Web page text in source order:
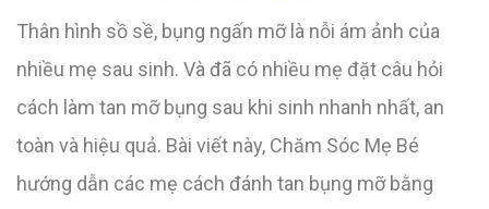
Thân hình sồ sề, bụng ngấn mỡ là nỗi ám ảnh của
nhiều mẹ sau sinh. Và đã có nhiều mẹ đặt câu hỏi
cách làm tan mỡ bụng sau khi sinh nhanh nhất, an
toàn và hiệu quả. Bài viết này, Chăm Sóc Mẹ Bé
hướng dẫn các mẹ cách đánh tan bụng mỡ bằng